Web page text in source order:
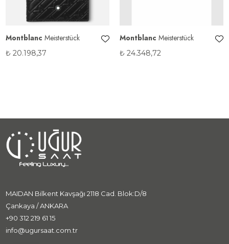
Montblanc Meisterstück
₺ 20.198,37
Montblanc Meisterstück
₺ 24.348,72
MAIDAN Bilkent Kavşağı 2118 Cad. Blok:D/8
Çankaya / ANKARA
+90 312 219 61 15
info@ugursaat.com.tr